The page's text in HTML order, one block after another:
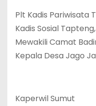
Plt Kadis Pariwisata
Kadis Sosial
Mewakili Camat
Kepala Desa Jago
Kaperwil Sumut